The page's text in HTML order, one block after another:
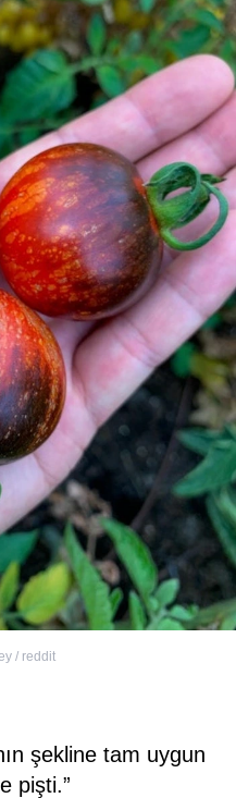
/ reddit
şekline tam uygun
pişti.”